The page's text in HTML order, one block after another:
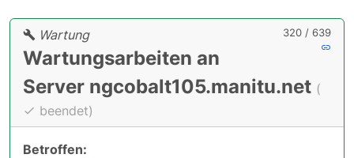
320 / 639
Wartung
Wartungsarbeiten an
Server ngcobalt105.manitu.net (
beendet)
Betroffen: